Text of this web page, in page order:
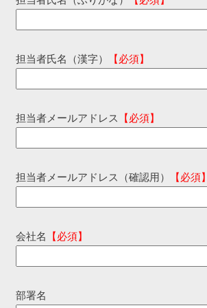
担当者氏名（漢字） 【必須】
担当者メールアドレス 【必須】
担当者メールアドレス（確認用） 【必須
会社名 【必須】
部署名